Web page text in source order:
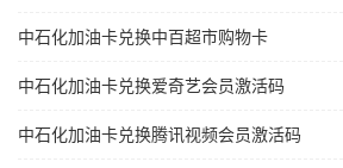
中石化加油卡兑换中百超市购物卡
中石化加油卡兑换爱奇艺会员激活码
中石化加油卡兑换腾讯视频会员激活码